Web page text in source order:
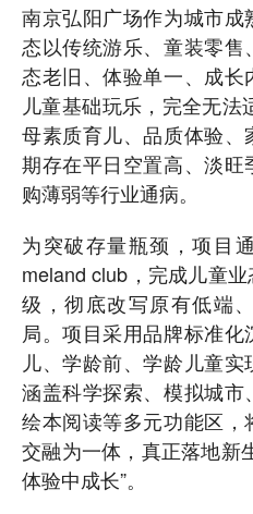
南京弘阳广场作为城市
态以传统游乐、童装零
态老旧、体验单一、成
儿童基础玩乐，完全无
母素质育儿、品质体验
期存在平日空置高、淡
购薄弱等行业通病。
为突破存量瓶颈，项目
meland club，完成儿童
级，彻底改写原有低端
局。项目采用品牌标准
儿、学龄前、学龄儿童实
涵盖科学探索、模拟城市
绘本阅读等多元功能区
交融为一体，真正落地新
体验中成长”。